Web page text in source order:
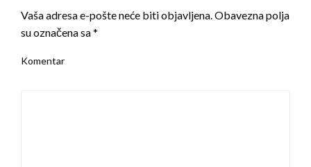
Vaša adresa e-pošte neće biti objavljena.Obavezna polja
su označena sa*
Komentar